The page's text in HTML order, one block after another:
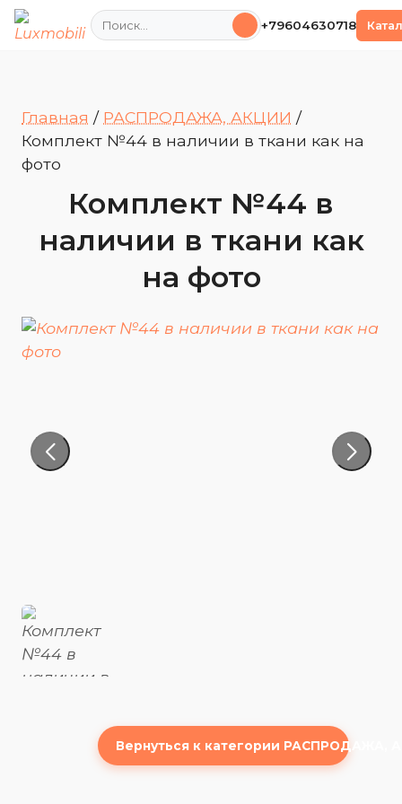
Поиск +79604630718
Главная / РАСПРОДАЖА, АКЦИИ /
Комплект №44 в наличии в ткани как на
фото
Комплект №44 в
наличии в ткани как
на фото
Вернуться к категории РАСПРОДАЖА,